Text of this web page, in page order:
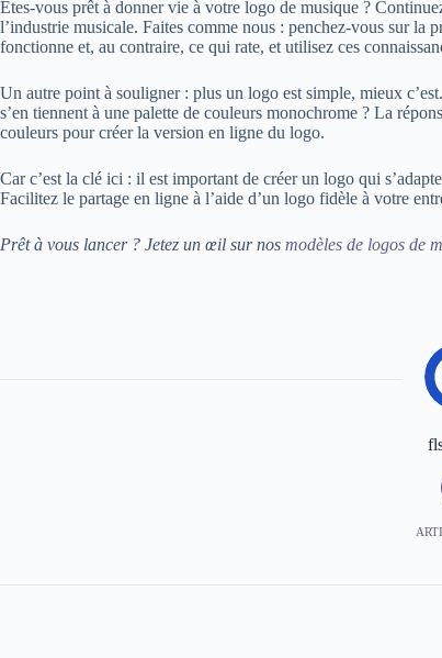
Êtes-vous prêt à donner vie à votre logo de musique ?
l’industrie musicale. Faites comme nous : penchez-vous sur la
fonctionne et, au contraire, ce qui rate, et utilisez ces
Un autre point à souligner : plus un logo est simple, mieux
s’en tiennent à une palette de couleurs monochrome ? La
couleurs pour créer la version en ligne du logo.
Car c’est la clé ici : il est important de créer un logo qui
Facilitez le partage en ligne à l’aide d’un logo fidèle à votre
Prêt à vous lancer ? Jetez un œil sur nos modèles de logos de